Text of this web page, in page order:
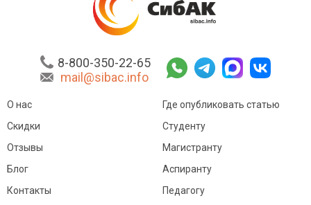
8-800-350-22-65
mail@sibac.info
О нас
Скидки
Отзывы
Блог
Контакты
Где опубликовать статью
Студенту
Магистранту
Аспиранту
Педагогу